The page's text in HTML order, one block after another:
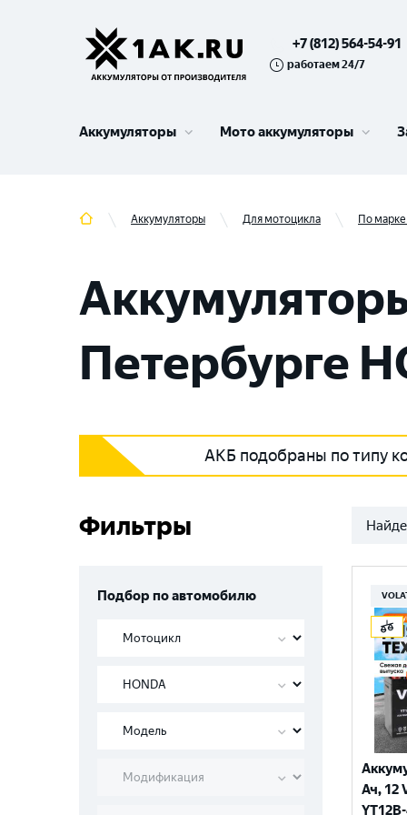
+7 (812) 564-54-91
работаем 24/7
Аккумуляторы Мото аккумуляторы
Аккумуляторы Для мотоцикла По
Петербурге
АКБ подобраны по типу
Фильтры
Подбор по автомобилю
Ач, 12